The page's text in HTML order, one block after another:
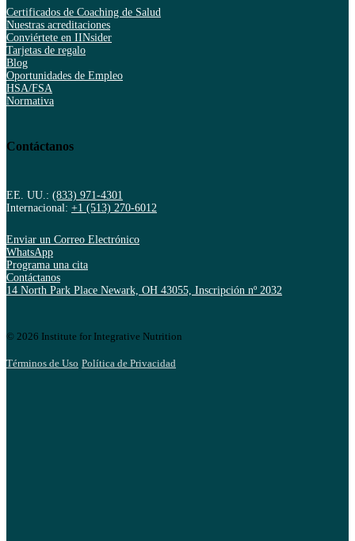
Certificados de Coaching de Salud
Nuestras acreditaciones
Conviértete en IINsider
Tarjetas de regalo
Blog
Oportunidades de Empleo
HSA/FSA
Normativa
Contáctanos
EE. UU.: (833) 971-4301
Internacional: +1 (513) 270-6012
Enviar un Correo Electrónico
WhatsApp
Programa una cita
Contáctanos
14 North Park Place Newark, OH 43055, Inscripción nº 2032
© 2026 Institute for Integrative Nutrition
Términos de Uso Política de Privacidad